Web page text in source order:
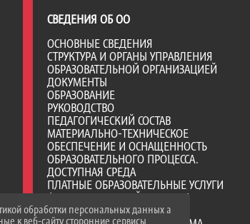
СВЕДЕНИЯ ОБ ОО
ОСНОВНЫЕ СВЕДЕНИЯ
СТРУКТУРА И ОРГАНЫ УПРАВЛЕНИЯ
ОБРАЗОВАТЕЛЬНОЙ ОРГАНИЗАЦИЕЙ
ДОКУМЕНТЫ
ОБРАЗОВАНИЕ
РУКОВОДСТВО
ПЕДАГОГИЧЕСКИЙ СОСТАВ
МАТЕРИАЛЬНО-ТЕХНИЧЕСКОЕ
ОБЕСПЕЧЕНИЕ И ОСНАЩЕННОСТЬ
ОБРАЗОВАТЕЛЬНОГО ПРОЦЕССА.
ДОСТУПНАЯ СРЕДА
ПЛАТНЫЕ ОБРАЗОВАТЕЛЬНЫЕ УСЛУГИ
ФИНАНСОВО-ХОЗЯЙСТВЕННАЯ
ДЕЯТЕЛЬНОСТЬ
обработки персональных данных а
к веб-сайту сторонние сервисы